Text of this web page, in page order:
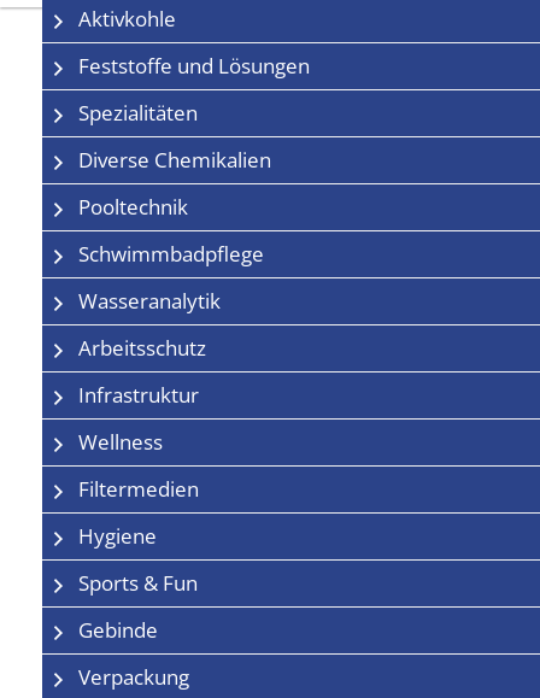
Aktivkohle
Feststoffe und Lösungen
Spezialitäten
Diverse Chemikalien
Pooltechnik
Schwimmbadpflege
Wasseranalytik
Arbeitsschutz
Infrastruktur
Wellness
Filtermedien
Hygiene
Sports & Fun
Gebinde
Verpackung